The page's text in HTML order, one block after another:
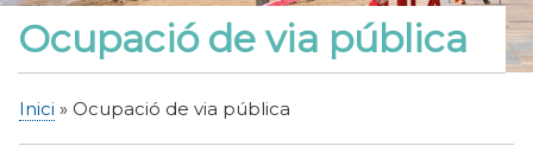
Ocupació de via pública
Inici Ocupació de via pública